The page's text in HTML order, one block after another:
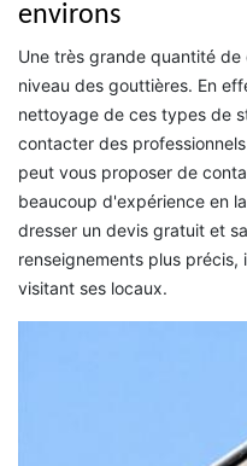
environs
Une très grande quantité
niveau des gouttières. En
nettoyage de ces types de
contacter des
peut vous proposer de
beaucoup d'expérience en
dresser un devis gratuit et
renseignements plus
visitant ses locaux.